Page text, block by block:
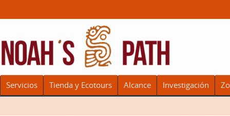
Servicios Tienda y Ecotours Alcance Investigación